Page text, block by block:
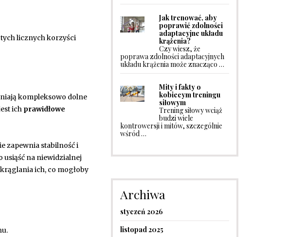
tych licznych korzyści
kompleksowo dolne
ich prawidłowe
zapewnia stabilność i
usiąść na niewidzialnej
ich, co mogłoby
Jak trenować, aby
poprawić zdolności
adaptacyjne układu
krążenia?
Czy wiesz, że
poprawa zdolności adaptacyjnych
układu krążenia może znacząco …
Mity i fakty o
kobiecym treningu
siłowym
Trening siłowy wciąż
budzi wiele
kontrowersji i mitów, szczególnie
wśród …
Archiwa
styczeń 2026
listopad 2025